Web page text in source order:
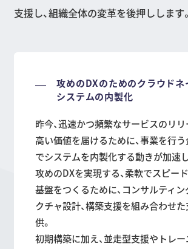
支援し、組織全体の変革を後押しします。
攻めのDXのためのクラウドネ
システムの内製化
昨今、迅速かつ頻繁なサービスのリリ
高い価値を届けるために、事業を行
でシステムを内製化する動きが加速
攻めのDXを実現する、柔軟でスピー
基盤をつくるために、コンサルティン
クチャ設計、構築支援を組み合わせ
供。
初期構築に加え、並走型支援やトレ